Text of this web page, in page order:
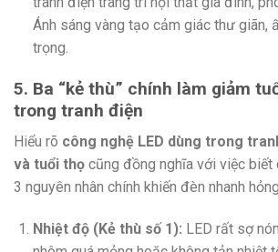
Ánh sáng vàng tạo cảm giác thư giãn,
trọng.
5. Ba “kẻ thù” chính làm giảm
trong tranh điện
Hiểu rõ công nghệ LED dùng trong
và tuổi thọ cũng đồng nghĩa với việc biết
3 nguyên nhân chính khiến đèn nhanh
Nhiệt độ (Kẻ thù số 1): LED rất sợ